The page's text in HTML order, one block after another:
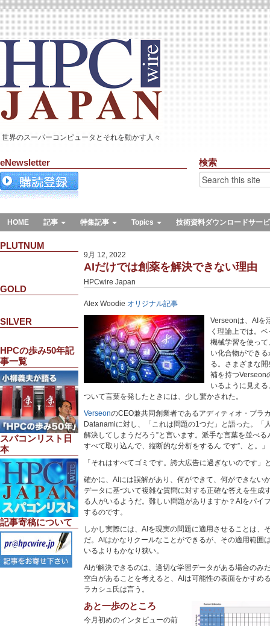
世界のスーパーコンピュータとそれを動かす人々
eNewsletter 検索
HOME 記事 特集記事 Topics 技術資料ダウンロードサー
PLUTNUM
GOLD
SILVER
HPCの歩み50年記
事一覧
スパコンリスト日
本
記事寄稿について
9月 12, 2022
AIだけでは創薬を解決できない理由
HPCwire Japan
Alex Woodie オリジナル記事
Verseonは、AIを
く理論上では。
機械学習を使っ
い化合物ができ
る。さまざまな
補を持つVerseon
いるように見え
ついて言葉を発したときには、少し驚かされた。
VerseonのCEO兼共同創業者であるアディティオ・プラ
Datanamiに対し、「これは問題の1つだ」と語った。「
解決してしまうだろう”と言います。派手な言葉を並べ
すべて取り込んで、縦断的な分析をするん です”、と。」
「それはすべてゴミです。誇大広告に過ぎないのです」
確かに、AIには誤解があり、何ができて、何ができない
データに基づいて複雑な質問に対する正確な答えを生成
る人がいるようだ。難しい問題がありますか？AIをパイ
するのです。
しかし実際には、AIを現実の問題に適用させることは、
だ。AIはかなりクールなことができるが、その適用範囲
いるよりもかなり狭い。
AIが解決できるのは、適切な学習データがある場合のみ
空白があることを考えると、AIは可能性の表面をかすめ
ラカシュ氏は言う。
あと一歩のところ
今月初めのインタビューの前